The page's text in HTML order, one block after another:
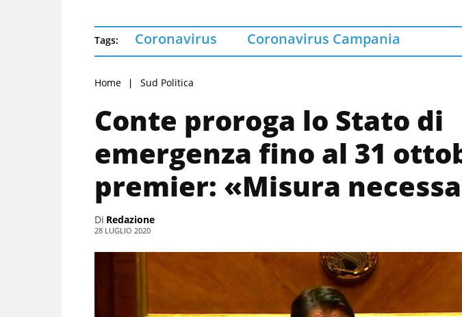
Tags: Coronavirus Coronavirus Campania
Home Sud Politica
Conte proroga lo Stato di
emergenza fino al 31
premier: «Misura
Di Redazione
28 LUGLIO 2020